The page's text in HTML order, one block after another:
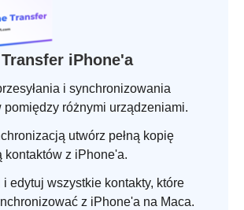
iPhone'a
i synchronizowania
pomiędzy różnymi urządzeniami.
utwórz pełną kopię
kontaktów z iPhone'a.
edytuj wszystkie kontakty, które
z iPhone'a na Maca.